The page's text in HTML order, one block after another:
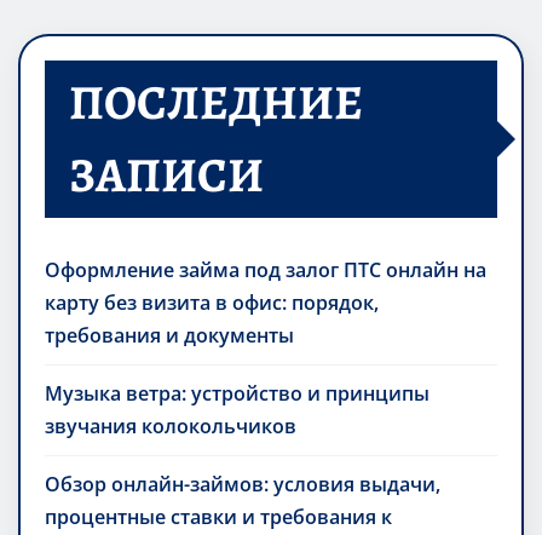
ПОСЛЕДНИЕ
ЗАПИСИ
Оформление займа под залог ПТС онлайн на
карту без визита в офис: порядок,
требования и документы
Музыка ветра: устройство и принципы
звучания колокольчиков
Обзор онлайн-займов: условия выдачи,
процентные ставки и требования к